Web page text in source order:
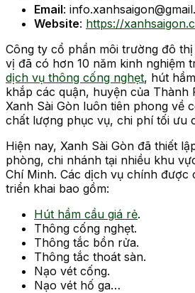
Email:
Website: https://
Công ty cổ phần môi trường đô
vị đã có hơn 10 năm kinh nghiệm
dịch vụ thông cống nghẹt, hút
khắp các quận, huyện của Thành
Xanh Sài Gòn luôn tiên phong về
chất lượng phục vụ, chi phí tối ưu
Hiện nay, Xanh Sài Gòn đã thiết
phòng, chi nhánh tại nhiều khu
Chí Minh. Các dịch vụ chính được
triển khai bao gồm:
Hút hầm cầu giá rẻ.
Thông cống nghẹt.
Thông tắc bồn rửa.
Thông tắc thoát sàn.
Nạo vét cống.
Nạo vét hố ga…